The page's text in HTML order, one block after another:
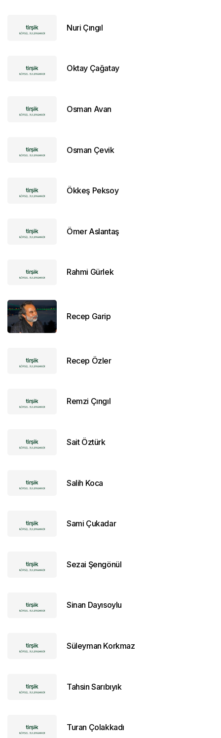
Nuri Çıngıl
Oktay Çağatay
Osman Avan
Osman Çevik
Ökkeş Peksoy
Ömer Aslantaş
Rahmi Gürlek
Recep Garip
Recep Özler
Remzi Çıngıl
Sait Öztürk
Salih Koca
Sami Çukadar
Sezai Şengönül
Sinan Dayısoylu
Süleyman Korkmaz
Tahsin Sarıbıyık
Turan Çolakkadı